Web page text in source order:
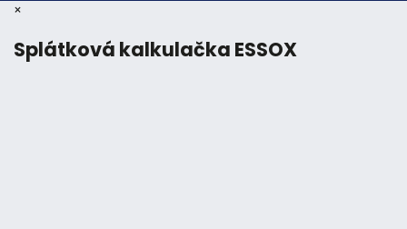
×
Splátková kalkulačka ESSOX